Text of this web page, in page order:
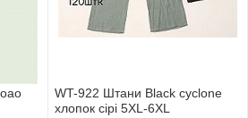
WT-922 Штани Black cyclone
хлопок сірі 5XL-6XL